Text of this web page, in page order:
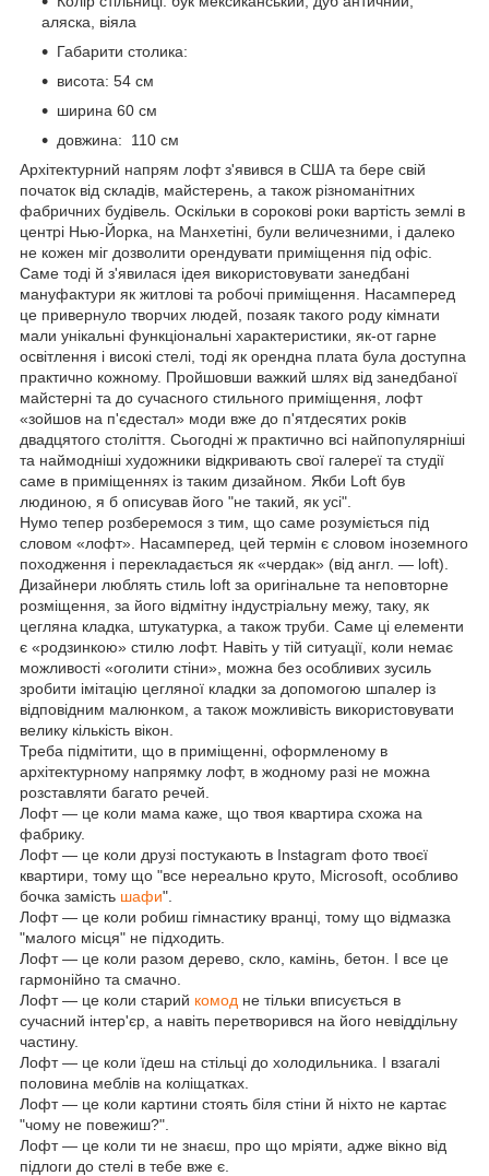
аляска, віяла
Габарити столика:
висота: 54 см
ширина 60 см
довжина: 110 см
Архітектурний напрям лофт з'явився в США та бере свій
початок від складів, майстерень, а також різноманітних
фабричних будівель. Оскільки в сорокові роки вартість землі в
центрі Нью-Йорка, на Манхетіні, були величезними, і далеко
не кожен міг дозволити орендувати приміщення під офіс.
Саме тоді й з'явилася ідея використовувати занедбані
мануфактури як житлові та робочі приміщення. Насамперед
це привернуло творчих людей, позаяк такого роду кімнати
мали унікальні функціональні характеристики, як-от гарне
освітлення і високі стелі, тоді як орендна плата була доступна
практично кожному. Пройшовши важкий шлях від занедбаної
майстерні та до сучасного стильного приміщення, лофт
«зойшов на п'єдестал» моди вже до п'ятдесятих років
двадцятого століття. Сьогодні ж практично всі найпопулярніші
та наймодніші художники відкривають свої галереї та студії
саме в приміщеннях із таким дизайном. Якби Loft був
людиною, я б описував його "не такий, як усі".
Нумо тепер розберемося з тим, що саме розуміється під
словом «лофт». Насамперед, цей термін є словом іноземного
походження і перекладається як «чердак» (від англ. — loft).
Дизайнери люблять стиль loft за оригінальне та неповторне
розміщення, за його відмітну індустріальну межу, таку, як
цегляна кладка, штукатурка, а також труби. Саме ці елементи
є «родзинкою» стилю лофт. Навіть у тій ситуації, коли немає
можливості «оголити стіни», можна без особливих зусиль
зробити імітацію цегляної кладки за допомогою шпалер із
відповідним малюнком, а також можливість використовувати
велику кількість вікон.
Треба підмітити, що в приміщенні, оформленому в
архітектурному напрямку лофт, в жодному разі не можна
розставляти багато речей.
Лофт — це коли мама каже, що твоя квартира схожа на
фабрику.
Лофт — це коли друзі постукають в Instagram фото твоєї
квартири, тому що "все нереально круто, Microsoft, особливо
бочка замість шафи".
Лофт — це коли робиш гімнастику вранці, тому що відмазка
"малого місця" не підходить.
Лофт — це коли разом дерево, скло, камінь, бетон. І все це
гармонійно та смачно.
Лофт — це коли старий комод не тільки вписується в
сучасний інтер'єр, а навіть перетворився на його невіддільну
частину.
Лофт — це коли їдеш на стільці до холодильника. І взагалі
половина меблів на коліщатках.
Лофт — це коли картини стоять біля стіни й ніхто не картає
"чому не повежиш?".
Лофт — це коли ти не знаєш, про що мріяти, адже вікно від
підлоги до стелі в тебе вже є.